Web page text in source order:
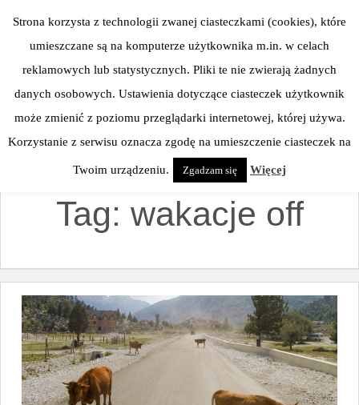
content
Tag: wakacje off
Strona korzysta z technologii zwanej ciasteczkami (cookies), które
umieszczane są na komputerze użytkownika m.in. w celach
reklamowych lub statystycznych. Pliki te nie zwierają żadnych
danych osobowych. Ustawienia dotyczące ciasteczek użytkownik
może zmienić z poziomu przeglądarki internetowej, której używa.
Korzystanie z serwisu oznacza zgodę na umieszczenie ciasteczek na
Twoim urządzeniu. Zgadzam się Więcej